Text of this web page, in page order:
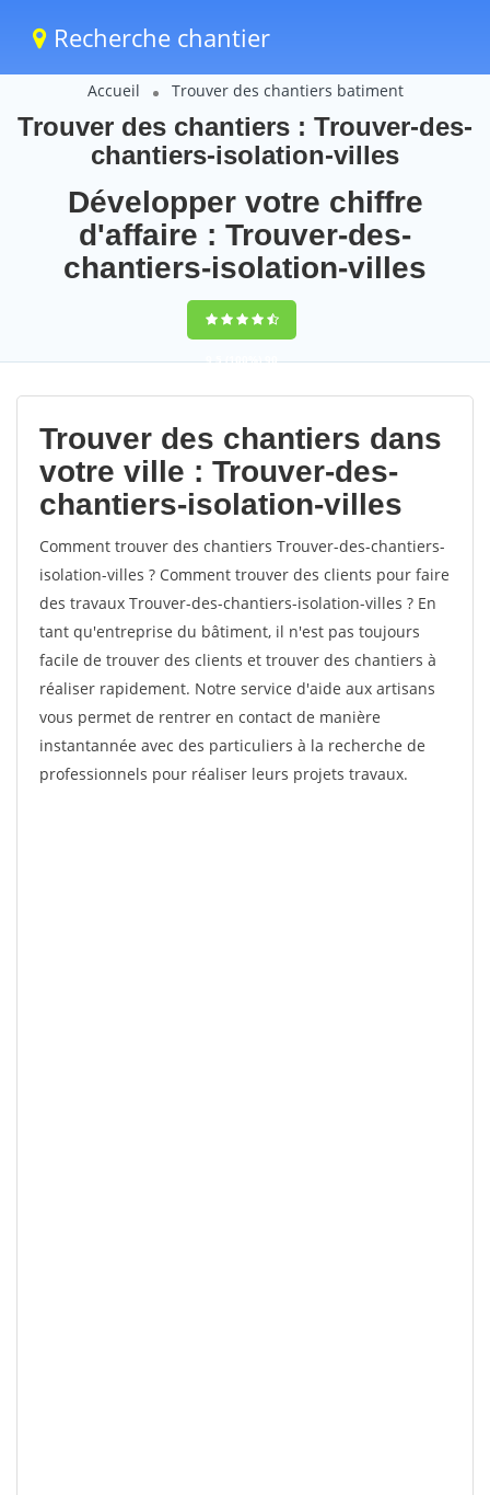
Recherche chantier
Accueil Trouver des chantiers batiment
Trouver des chantiers : Trouver-des-
chantiers-isolation-villes
Développer votre chiffre
d'affaire : Trouver-des-
chantiers-isolation-villes
9,5(100%)90
votes
Trouver des chantiers dans
votre ville : Trouver-des-
chantiers-isolation-villes
Comment trouver des chantiers Trouver-des-chantiers-
isolation-villes ? Comment trouver des clients pour faire
des travaux Trouver-des-chantiers-isolation-villes ? En
tant qu'entreprise du bâtiment, il n'est pas toujours
facile de trouver des clients et trouver des chantiers à
réaliser rapidement. Notre service d'aide aux artisans
vous permet de rentrer en contact de manière
instantannée avec des particuliers à la recherche de
professionnels pour réaliser leurs projets travaux.